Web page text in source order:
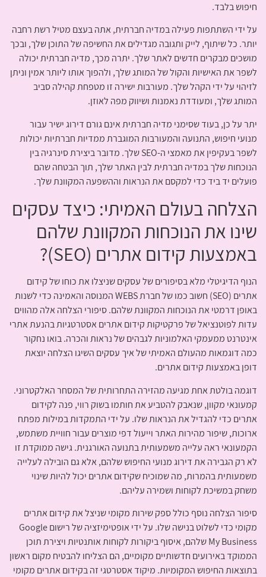
חיפוש בלבד.
על ידי השתתפות פעילה במדיה חברתית, אתה בעצם מטיל רשת רחבה
יותר. כל שיתוף, לייק ותגובה מגדילים את החשיפה של התוכן שלך, ובכך
מושכים מבקרים חדשים לאתר שלך. יתרה מכך, מדיה חברתית יכולה
לשפר את האישיות והקול של המותג שלך, ולהפוך אותו ליותר אמין וניתן
לזיהוי על ידי הקהל שלך. מעורבות ישירה זו מטפחת קהילה סביב
המותג שלך, ומעודדת נאמנות ושיווק מפה לאוזן.
יתר על כן, בעוד שסימני מדיה חברתית אינם גורם דירוג ישיר עבור
מנועי חיפוש, התנועה והמעורבות המוגברת ממדיות חברתיות יכולות
לשפר בעקיפין את מאמצי ה-SEO שלך. מדובר ביצירת סינרגיה בין
הנוכחות שלך במדיה חברתית לבין האתר שלך, תוך הבטחה שהם
פועלים יד ביד כדי למקסם את הנראות וההשפעה המקוונת שלך.
הצלחה בעולם האמיתי: כיצד עסקים
שינו את הנוכחות המקוונת שלהם
באמצעות קידום אתרים (SEO)?
הנוף הדיגיטלי מלא בסיפורים של עסקים שניצלו את כוחו של קידום
אתרים (SEO) חשוב כמו של חברת WEBS המנוסה והאמינה כדי לשנות
באופן דרמטי את הנוכחות המקוונת שלהם. סיפורי הצלחה אלה מהווים
עדות לפוטנציאל של פרקטיקות קידום אתרים אסטרטגיות בהנעת אתרי
אינטרנט ממעמקי האלמוניות לגבהים של נראות והכרה. בואו נחקור
כמה דוגמאות מהעולם האמיתי של איך עסקים השיגו הצלחה יוצאת
דופן באמצעות קידום אתרים.
דוגמה בולטת אחת מגיעה מהזירה התחרותית של המסחר האלקטרוני.
קמעונאי מקוון, שנאבק להטביע את חותמו בשוק רווי, פנה לקידום
אתרים כדי להגדיל את הנראות שלו. על ידי התמקדות במילות מפתח
ארוכות, שיפור מהירות האתר וייעול דפי מוצרים עבור חוויית משתמש,
הקמעונאי ראה עלייה משמעותית בתנועה האורגנית. גישה ממוקדת זו
לא רק הגבירה את דירוג מנועי החיפוש שלהם, אלא גם הובילה לעלייה
משמעותית בהמרות, מה שמוכיח שקידום אתרים יכול להיות שינוי
משחק במשיכת לקוחות ושמירה עליהם.
סיפור הצלחה נוסף כולל ספק שירות מקומי שניצל את קידום אתרים
מקומי כדי לשלוט בנישה שלו. על ידי אופטימיזציה של רישום Google
My Business שלהם, איסוף ביקורות לקוחות אותנטיות ויצירת תוכן
הממוקד באירועים חדשותיים מקומיים, הם הצליחו להבטיח מקום ראשון
בתוצאות החיפוש המקומיות. מיקוד אסטרטגי זה בקידום אתרים מקומי